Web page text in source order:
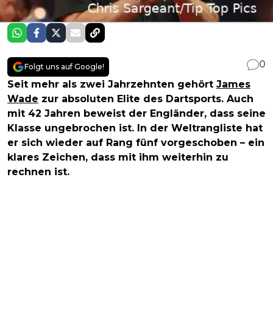
Folgt uns auf Google!
0
Seit mehr als zwei Jahrzehnten gehört James
Wade zur absoluten Elite des Dartsports. Auch
mit 42 Jahren beweist der Engländer, dass seine
Klasse ungebrochen ist. In der Weltrangliste hat
er sich wieder auf Rang fünf vorgeschoben – ein
klares Zeichen, dass mit ihm weiterhin zu
rechnen ist.